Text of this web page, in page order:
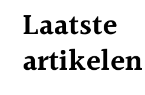
Laatste
artikelen